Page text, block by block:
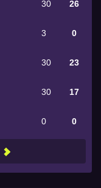
30 26
3 0
30 23
30 17
0 0